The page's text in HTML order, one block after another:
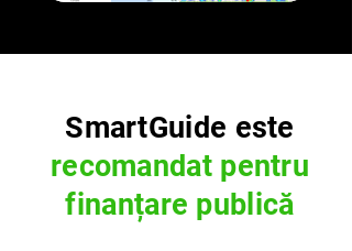
SmartGuide este
recomandat pentru
finanțare publică